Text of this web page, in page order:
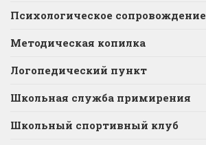
Психологическое сопровождение
Методическая копилка
Логопедический пункт
Школьная служба примирения
Школьный спортивный клуб